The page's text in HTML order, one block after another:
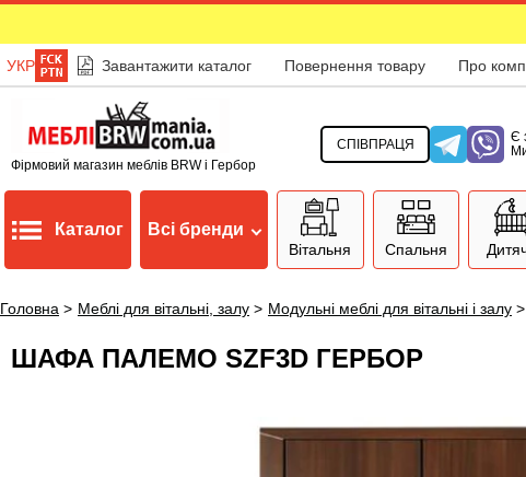
УКР Завантажити каталог Повернення товару Про
Фірмовий магазин меблів BRW і Гербор
СПІВПРАЦЯ
Є
Каталог Всі бренди
Вітальня Спальня
Головна > Меблі для вітальні, залу > Модульні меблі для вітальні і залу >
ШАФА ПАЛЕМО SZF3D ГЕРБОР